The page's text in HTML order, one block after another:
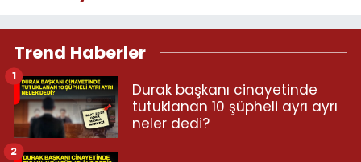
Trend Haberler
Durak başkanı cinayetinde
tutuklanan 10 şüpheli ayrı ayrı
neler dedi?
1
2